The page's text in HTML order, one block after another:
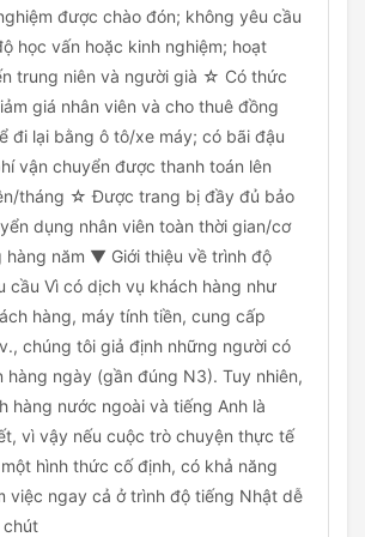
được chào đón; không yêu cầu
học vấn hoặc kinh nghiệm; hoạt
trung niên và người già ☆ Có thức
giá nhân viên và cho thuê đồng
đi lại bằng ô tô/xe máy; có bãi đậu
vận chuyển được thanh toán lên
tháng ☆ Được trang bị đầy đủ bảo
dụng nhân viên toàn thời gian/cơ
hàng năm ▼ Giới thiệu về trình độ
cầu Vì có dịch vụ khách hàng như
hàng, máy tính tiền, cung cấp
chúng tôi giả định những người có
hàng ngày (gần đúng N3). Tuy nhiên,
hàng nước ngoài và tiếng Anh là
vì vậy nếu cuộc trò chuyện thực tế
hình thức cố định, có khả năng
việc ngay cả ở trình độ tiếng Nhật dễ
chút